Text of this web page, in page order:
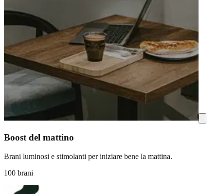
Boost del mattino
Brani luminosi e stimolanti per iniziare bene la mattina.
100 brani